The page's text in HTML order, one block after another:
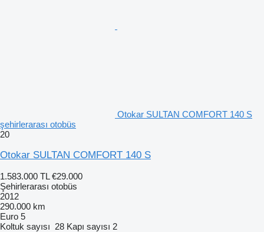
Otokar SULTAN COMFORT 140 S
şehirlerarası otobüs
20
Otokar SULTAN COMFORT 140 S
1.583.000 TL €29.000
Şehirlerarası otobüs
2012
290.000 km
Euro 5
Koltuk sayısı 28 Kapı sayısı 2